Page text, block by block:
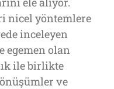
nicel yöntemlere
inceleyen
egemen olan
ile birlikte
ve